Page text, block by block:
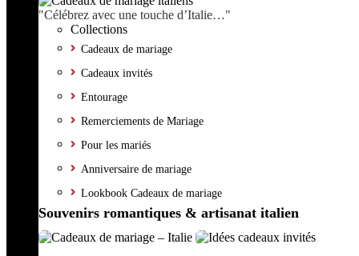
"Célébrez avec une touche d’Italie…"
Collections
Cadeaux de mariage
Cadeaux invités
Entourage
Remerciements de Mariage
Pour les mariés
Anniversaire de mariage
Lookbook Cadeaux de mariage
Souvenirs romantiques & artisanat italien